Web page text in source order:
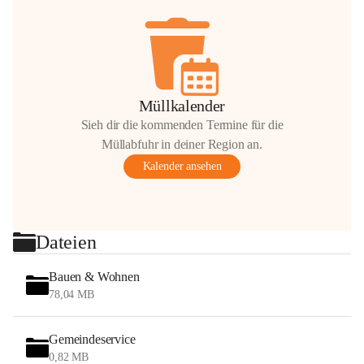
Müllkalender
Sieh dir die kommenden Termine für die
Müllabfuhr in deiner Region an.
Kalender ansehen
Dateien
Bauen & Wohnen
78,04 MB
Gemeindeservice
0,82 MB